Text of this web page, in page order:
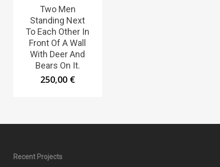
Two Men
Standing Next
To Each Other In
Front Of A Wall
With Deer And
Bears On It.
250,00 €
Recent Projects